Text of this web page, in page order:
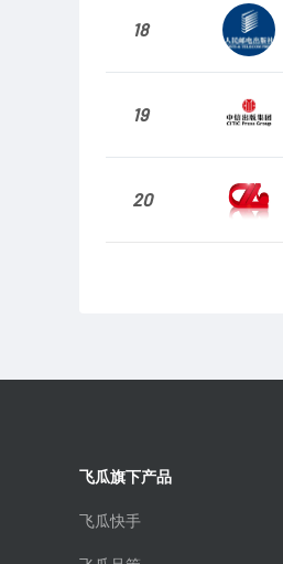
18
19
20
飞瓜旗下产品
飞瓜快手